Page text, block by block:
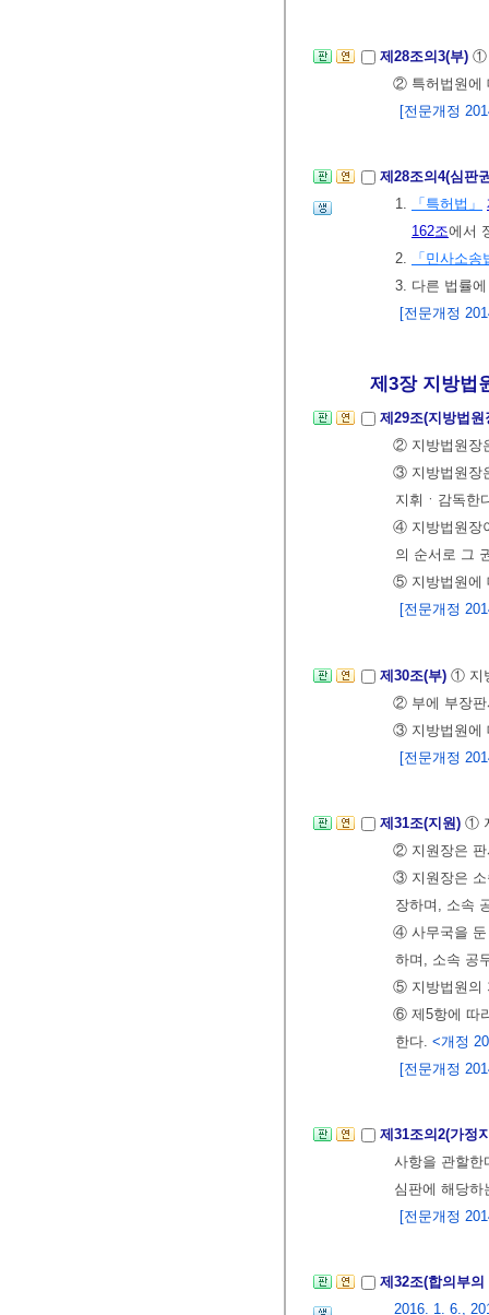
제28조의3(부) ①
② 특허법원에
[전문개정
제28조의4(심판
1.
「특허법」
162조에서
2.
「민사소송
3. 다른 법률
[전문개정
제3장 지방법
제29조(지방법
② 지방법원장
③ 지방법원장
지휘ㆍ감독한
④ 지방법원장
의 순서로 그
⑤ 지방법원에
[전문개정
제30조(부) ① 지
② 부에 부장
③ 지방법원에
[전문개정
제31조(지원) ①
② 지원장은 판
③ 지원장은 소
장하며, 소속
④ 사무국을 둔
하며, 소속 공
⑤ 지방법원의
⑥ 제5항에 따
한다. <개정
[전문개정
제31조의2(가정
사항을 관할한
심판에 해당하
[전문개정
제32조(합의부
2016. 1. 6.,